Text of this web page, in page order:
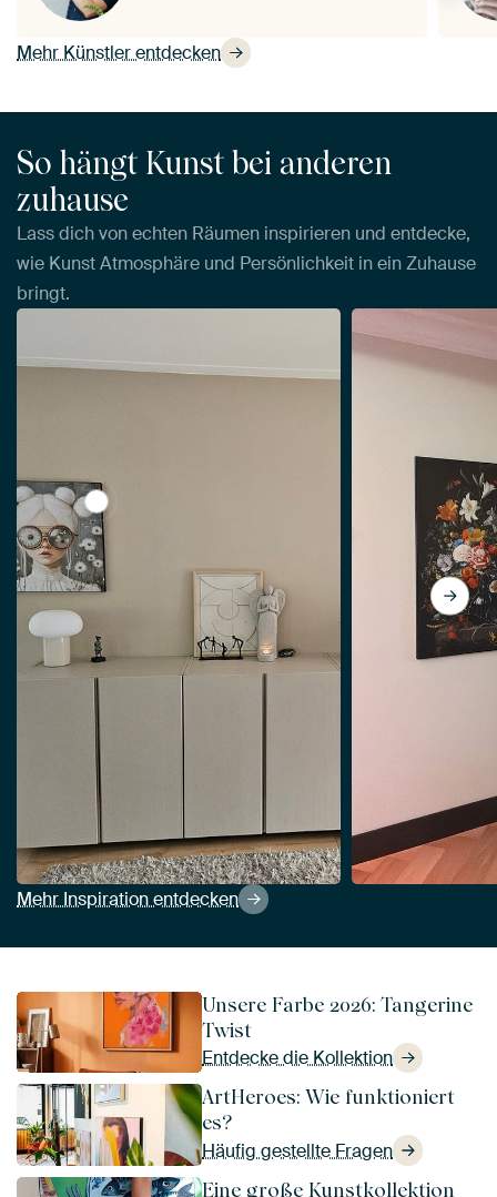
Mehr Künstler entdecken
So hängt Kunst bei anderen
zuhause
Lass dich von echten Räumen inspirieren und entdecke,
wie Kunst Atmosphäre und Persönlichkeit in ein Zuhause
bringt.
Mehr Inspiration entdecken
View Flauschiger Garten von Mirjam Duizendstra
Unsere Farbe 2026: Tangerine
Twist
Entdecke die Kollektion
ArtHeroes: Wie funktioniert
es?
Häufig gestellte Fragen
Eine große Kunstkollektion